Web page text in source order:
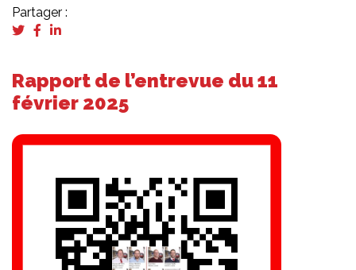
Partager :
Rapport de l’entrevue du 11
février 2025